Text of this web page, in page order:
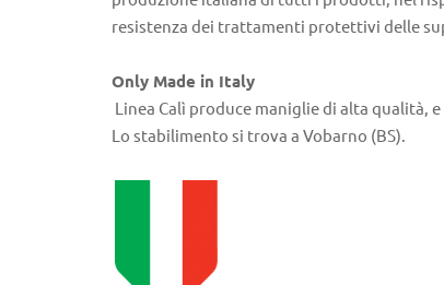
resistenza dei trattamenti protettivi delle
Only Made in Italy
Linea Calì produce maniglie di alta qualità,
Lo stabilimento si trova a Vobarno (BS).